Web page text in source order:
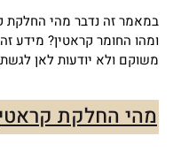
במאמר זה נדבר מהי
ומהו החומר קראטין? מידע
משוקם ולא יודעות לאן
מהי החלקת